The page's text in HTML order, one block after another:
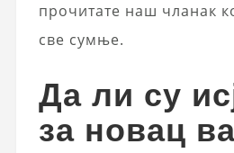
прочитате наш чланак
све сумње.
Да ли су
за новац